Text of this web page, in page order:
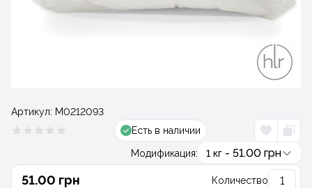
Артикул: М0212093
Есть в наличии
Модификация: 1 кг - 51.00 грн
51.00 грн Количество